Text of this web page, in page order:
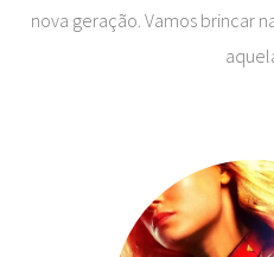
nova geração. Vamos brincar